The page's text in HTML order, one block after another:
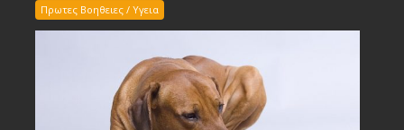
Πρωτες Βοηθειες / Υγεια